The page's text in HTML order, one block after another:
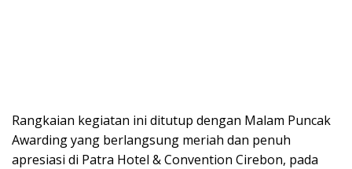
Rangkaian kegiatan ini ditutup dengan Malam Puncak
Awarding yang berlangsung meriah dan penuh
apresiasi di Patra Hotel & Convention Cirebon, pada